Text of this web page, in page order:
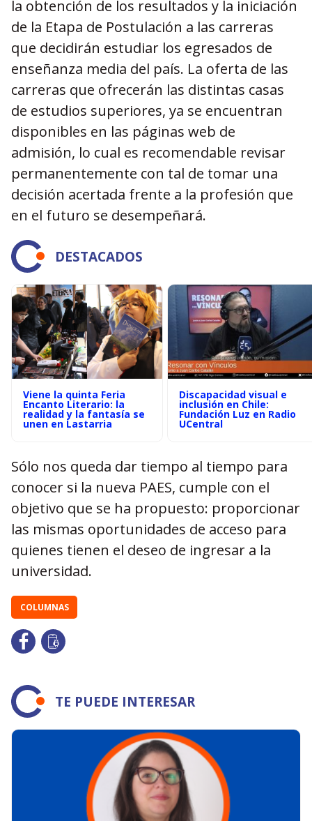
la obtención de los resultados y la iniciación
de la Etapa de Postulación a las carreras
que decidirán estudiar los egresados de
enseñanza media del país. La oferta de las
carreras que ofrecerán las distintas casas
de estudios superiores, ya se encuentran
disponibles en las páginas web de
admisión, lo cual es recomendable revisar
permanentemente con tal de tomar una
decisión acertada frente a la profesión que
en el futuro se desempeñará.
DESTACADOS
Viene la quinta Feria
Encanto Literario: la
realidad y la fantasía se
unen en Lastarria
Discapacidad visual e
inclusión en Chile:
Fundación Luz en Radio
UCentral
Sólo nos queda dar tiempo al tiempo para
conocer si la nueva PAES, cumple con el
objetivo que se ha propuesto: proporcionar
las mismas oportunidades de acceso para
quienes tienen el deseo de ingresar a la
universidad.
COLUMNAS
TE PUEDE INTERESAR